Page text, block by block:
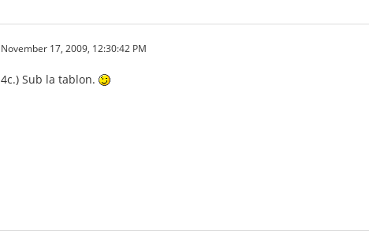
November 17, 2009, 12:30:42 PM
4c.) Sub la tablon.